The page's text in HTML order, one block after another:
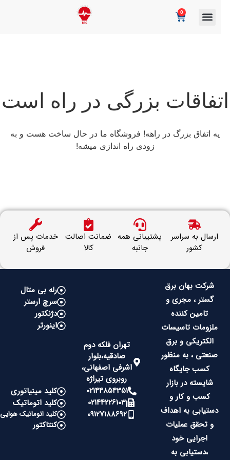
بزرگی در راه است
یه اتفاق بزرگ در راهه! فروشگاه ما در حال ساخت هست و به
زودی راه اندازی میشه!
ارسال به سراسر
کشور
پشتیبانی همه
جانبه
ضمانت اصالت
کالا
خدمات پس از
فروش
شرکت بهان برق
گستر ، مجری و
تامین کننده
ملزومات تاسیسات
الکتریکی و برق
صنعتی ، به منظور
کسب جایگاه
شایسته در بازار
کسب و کار و
دستیابی به اهداف
و تحقق عملیات
اجرایی خود
،دستیابی به
تهران فلکه دوم
صادقیه،بلوار
اشرفی اصفهانی،
روبروی تیراژه
02144854351
02144226103
09127188692
رله بی متال
سرچ ارستر
دژنکتور
اینورتر
کلید مینیاتوری
کلید اتوماتیک
کلید اتوماتیک هوایی
کنتاکتور